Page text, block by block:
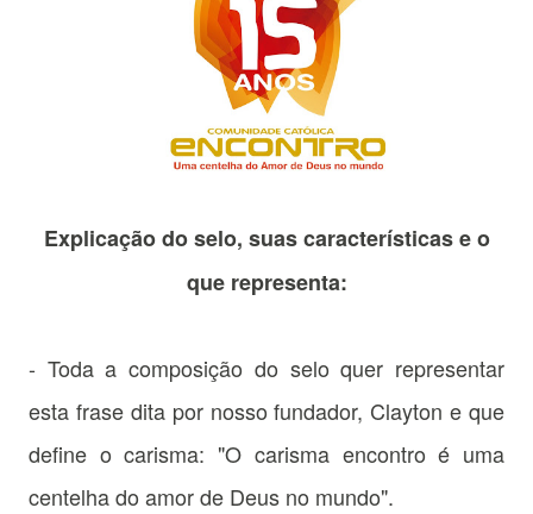
Explicação do selo, suas características e o
que representa:
- Toda a composição do selo quer representar
esta frase dita por nosso fundador, Clayton e que
define o carisma: "O carisma encontro é uma
centelha do amor de Deus no mundo".